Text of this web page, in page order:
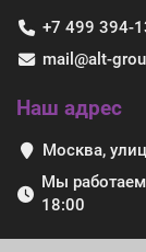
+7 499 394-
mail@alt-
Наш адрес
Москва,
Мы
18:00